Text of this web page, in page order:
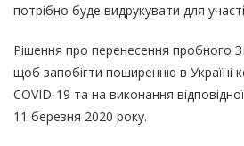
потрібно буде видрукувати для
Рішення про перенесення пробного
щоб запобігти поширенню в Україні
COVID-19 та на виконання відповідної
11 березня 2020 року.